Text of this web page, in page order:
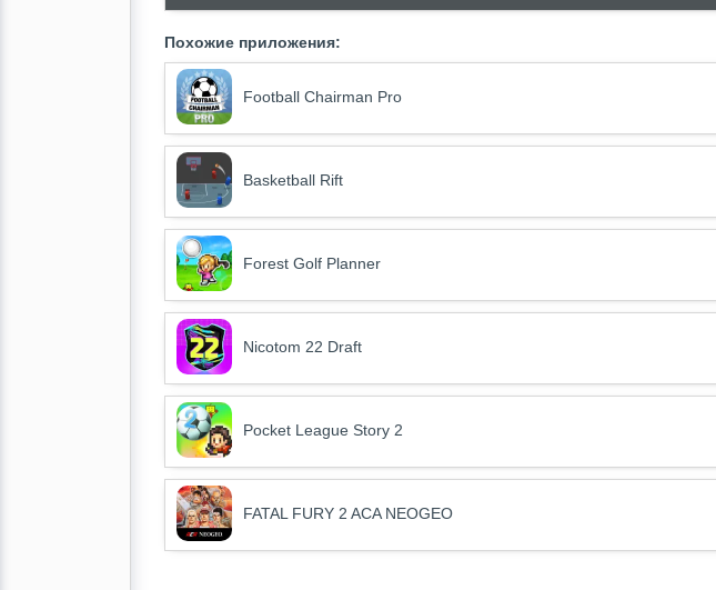
Похожие приложения:
Football Chairman Pro
Basketball Rift
Forest Golf Planner
Nicotom 22 Draft
Pocket League Story 2
FATAL FURY 2 ACA NEOGEO